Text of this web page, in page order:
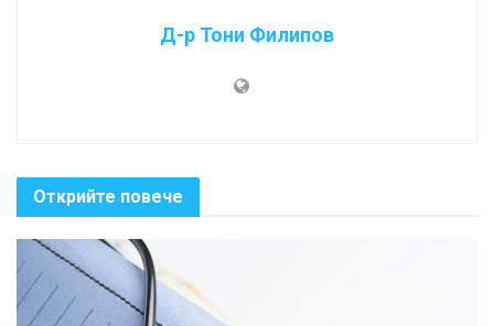
Д-р Тони Филипов
Открийте повече